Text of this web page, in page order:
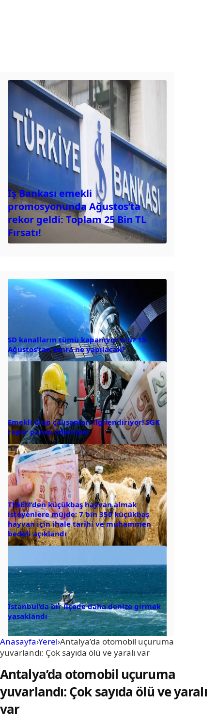
İş Bankası emekli
promosyonunda Ağustos’ta
rekor geldi: Toplam 25 Bin TL
Fırsatı!
SD kanalların tümü kapanıyor mu? 15
Ağustos’tan sonra ne yapılacak?
Emekli olup çalışanları ilgilendiriyor! SGK
rapor parası ödemiyor
TİGEM’den küçükbaş hayvan almak
isteyenlere müjde: 7 bin 350 küçükbaş
hayvan için ihale tarihi ve muhammen
bedeli açıklandı
İstanbul’da bir ilçede daha denize girmek
yasaklandı
Anasayfa›Yerel›Antalya’da otomobil uçuruma
yuvarlandı: Çok sayıda ölü ve yaralı var
Antalya’da otomobil uçuruma
yuvarlandı: Çok sayıda ölü ve yaralı
var